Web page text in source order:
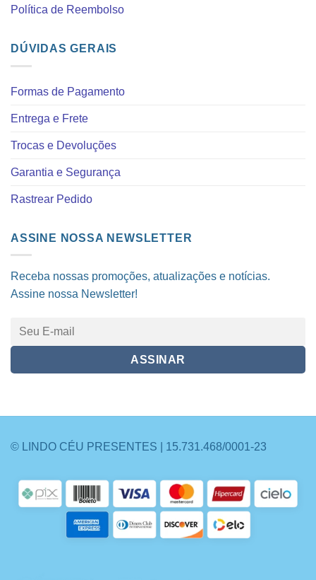
Política de Reembolso
DÚVIDAS GERAIS
Formas de Pagamento
Entrega e Frete
Trocas e Devoluções
Garantia e Segurança
Rastrear Pedido
ASSINE NOSSA NEWSLETTER
Receba nossas promoções, atualizações e notícias.
Assine nossa Newsletter!
© LINDO CÉU PRESENTES | 15.731.468/0001-23